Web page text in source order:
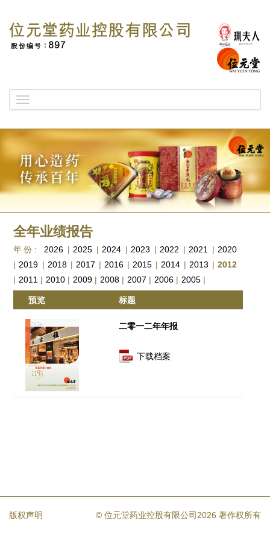
navigation
全年业绩报告
年份: 2026| 2025| 2024| 2023 | 2022 | 2021 | 2020
| 2019 | 2018| 2017 | 2016| 2015| 2014 | 2013 | 2012
| 2011 | 2010 | 2009 | 2008 | 2007 | 2006 | 2005 |
预览 标题
二零一二年年报
下载档案
© 位元堂药业控股有限公司2026 著作权所有
版权声明